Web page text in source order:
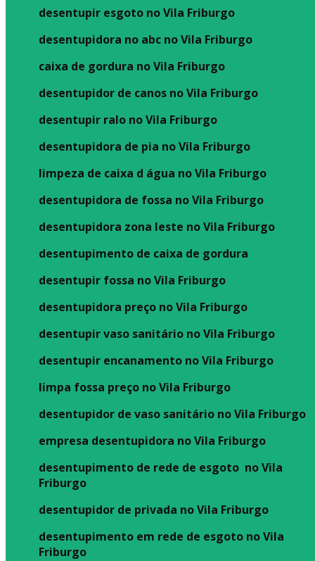
desentupir esgoto no Vila Friburgo
desentupidora no abc no Vila Friburgo
caixa de gordura no Vila Friburgo
desentupidor de canos no Vila Friburgo
desentupir ralo no Vila Friburgo
desentupidora de pia no Vila Friburgo
limpeza de caixa d água no Vila Friburgo
desentupidora de fossa no Vila Friburgo
desentupidora zona leste no Vila Friburgo
desentupimento de caixa de gordura
desentupir fossa no Vila Friburgo
desentupidora preço no Vila Friburgo
desentupir vaso sanitário no Vila Friburgo
desentupir encanamento no Vila Friburgo
limpa fossa preço no Vila Friburgo
desentupidor de vaso sanitário no Vila Friburgo
empresa desentupidora no Vila Friburgo
desentupimento de rede de esgoto no Vila
Friburgo
desentupidor de privada no Vila Friburgo
desentupimento em rede de esgoto no Vila
Friburgo